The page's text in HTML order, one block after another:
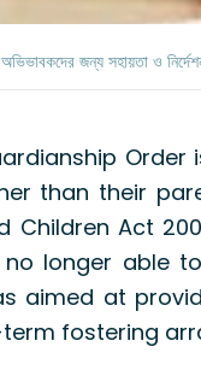
জন্য সহায়তা ও
than their
Children Act
longer able
aimed at
fostering